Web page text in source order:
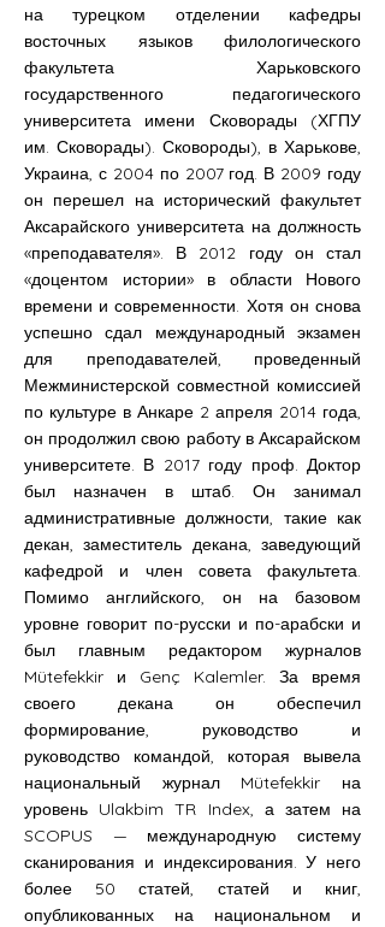
на турецком отделении кафедры
восточных языков филологического
факультета Харьковского
государственного педагогического
университета имени Сковорады (ХГПУ
им. Сковорады). Сковороды), в Харькове,
Украина, с 2004 по 2007 год. В 2009 году
он перешел на исторический факультет
Аксарайского университета на должность
«преподавателя». В 2012 году он стал
«доцентом истории» в области Нового
времени и современности. Хотя он снова
успешно сдал международный экзамен
для преподавателей, проведенный
Межминистерской совместной комиссией
по культуре в Анкаре 2 апреля 2014 года,
он продолжил свою работу в Аксарайском
университете. В 2017 году проф. Доктор
был назначен в штаб. Он занимал
административные должности, такие как
декан, заместитель декана, заведующий
кафедрой и член совета факультета.
Помимо английского, он на базовом
уровне говорит по-русски и по-арабски и
был главным редактором журналов
Mütefekkir и Genç Kalemler. За время
своего декана он обеспечил
формирование, руководство и
руководство командой, которая вывела
национальный журнал Mütefekkir на
уровень Ulakbim TR Index, а затем на
SCOPUS — международную систему
сканирования и индексирования. У него
более 50 статей, статей и книг,
опубликованных на национальном и